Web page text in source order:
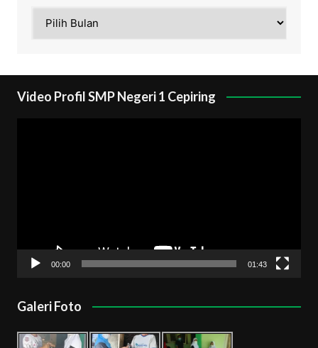
Video Profil SMP Negeri 1 Cepiring
00:00 01:43
Galeri Foto